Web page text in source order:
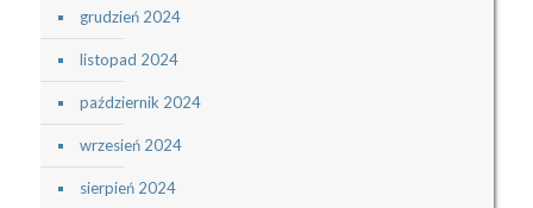
grudzień 2024
listopad 2024
październik 2024
wrzesień 2024
sierpień 2024